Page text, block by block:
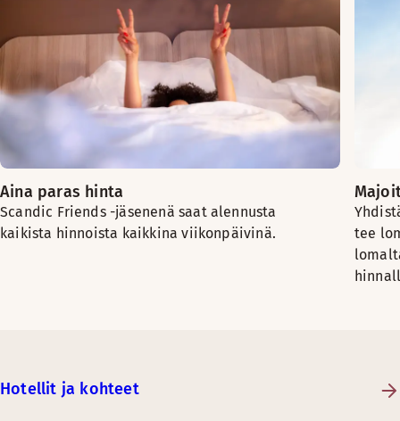
Aina paras hinta
Scandic Friends -jäsenenä saat alennusta
kaikista hinnoista kaikkina viikonpäivinä.
tee
Hotellit ja kohteet